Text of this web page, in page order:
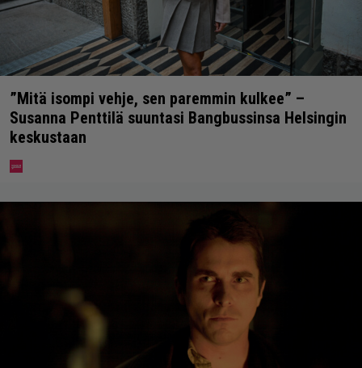
”Mitä isompi vehje, sen paremmin kulkee” –
Susanna Penttilä suuntasi Bangbussinsa Helsingin
keskustaan